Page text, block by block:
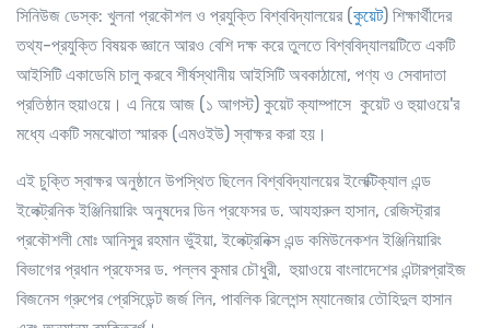
সিনিউজ ডেস্ক: খুলনা প্রকৌশল ও প্রযুক্তি বিশ্ববিদ্যালয়ের (কুয়েট) শিক্ষার্থীদের
তথ্য-প্রযুক্তি বিষয়ক জ্ঞানে আরও বেশি দক্ষ করে তুলতে বিশ্ববিদ্যালয়টিতে একটি
আইসিটি একাডেমি চালু করবে শীর্ষস্থানীয় আইসিটি অবকাঠামো, পণ্য ও সেবাদাতা
প্রতিষ্ঠান হুয়াওয়ে। এ নিয়ে আজ (১ আগস্ট) কুয়েট ক্যাম্পাসে কুয়েট ও হুয়াওয়ে'র
মধ্যে একটি সমঝোতা স্মারক (এমওইউ) স্বাক্ষর করা হয়।
এই চুক্তি স্বাক্ষর অনুষ্ঠানে উপস্থিত ছিলেন বিশ্ববিদ্যালয়ের ইলেক্টিক্যাল এন্ড
ইলেক্ট্রনিক ইঞ্জিনিয়ারিং অনুষদের ডিন প্রফেসর ড. আযহারুল হাসান, রেজিস্ট্রার
প্রকৌশলী মোঃ আনিসুর রহমান ভুঁইয়া, ইলেক্ট্রনিক্স এন্ড কমিউনেকশন ইঞ্জিনিয়ারিং
বিভাগের প্রধান প্রফেসর ড. পল্লব কুমার চৌধুরী, হুয়াওয়ে বাংলাদেশের এন্টারপ্রাইজ
বিজনেস গ্রুপের প্রেসিডেন্ট জর্জ লিন, পাবলিক রিলেশন্স ম্যানেজার তৌহিদুল হাসান